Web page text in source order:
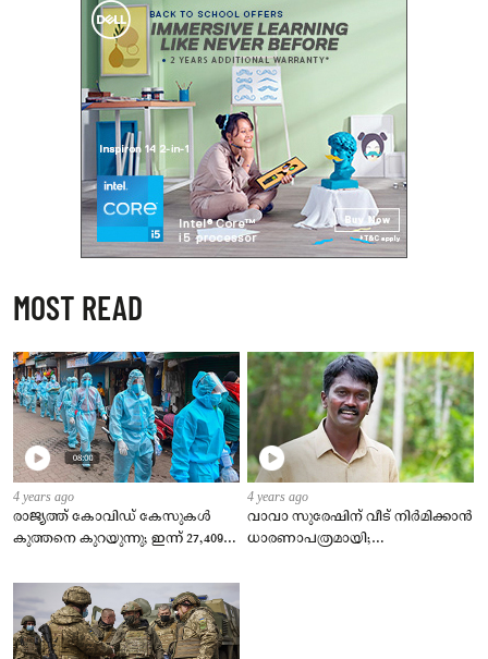
MOST READ
4 years ago
രാജ്യത്ത് കോവിഡ് കേസുകള്‍
കുത്തനെ കുറയുന്നു; ഇന്ന് 27,409
4 years ago
വാവാ സുരേഷിന് വീട് നിര്‍മിക്കാന്‍
ധാരണാപത്രമായി;